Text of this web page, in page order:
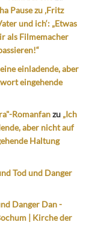
Pause zu ‚Fritz
und ich‘: „Etwas
als Filmemacher
einladende, aber
eingehende
Romanfanzu „Ich
aber nicht auf
Haltung
Tod und Danger
Danger Dan -
| Kirche der